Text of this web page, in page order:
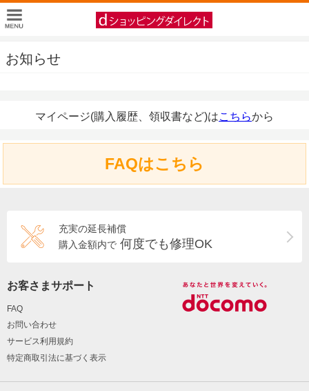
お知らせ
マイページ(購入履歴、領収書など)はこちらから
FAQはこちら
充実の延長補償
購入金額内で 何度でも修理OK
お客さまサポート
FAQ
お問い合わせ
サービス利用規約
特定商取引法に基づく表示